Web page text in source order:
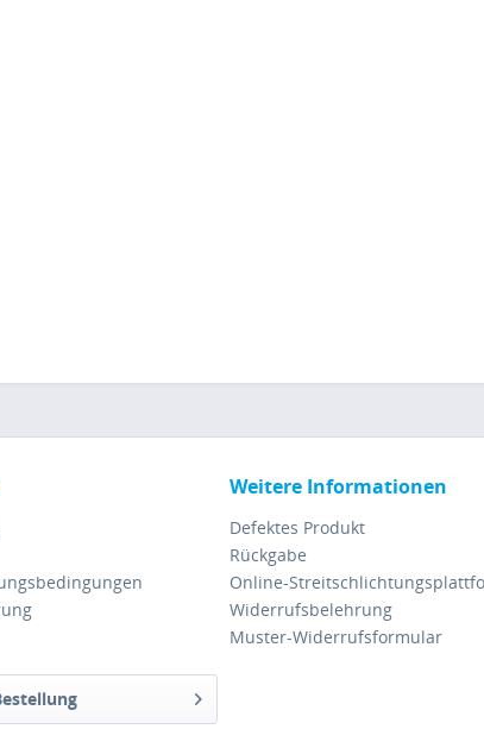
Weitere Informationen
Defektes Produkt
Rückgabe
Online-
Widerrufsbelehrung
Muster-Widerrufsformular